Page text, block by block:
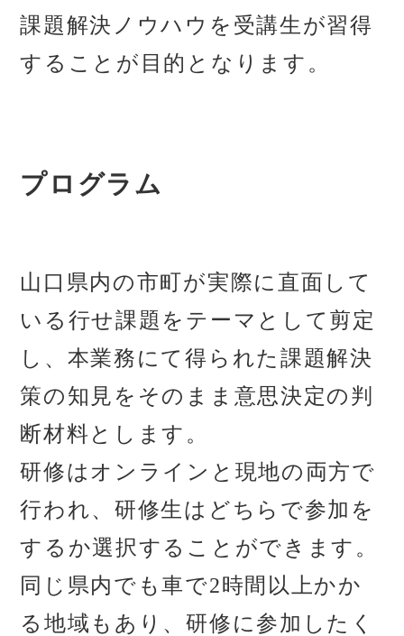
課題解決ノウハウを受講生が習得
することが目的となります。
プログラム
山口県内の市町が実際に直面して
いる行せ課題をテーマとして剪定
し、本業務にて得られた課題解決
策の知見をそのまま意思決定の判
断材料とします。
研修はオンラインと現地の両方で
行われ、研修生はどちらで参加を
するか選択することができます。
同じ県内でも車で2時間以上かか
る地域もあり、研修に参加したく